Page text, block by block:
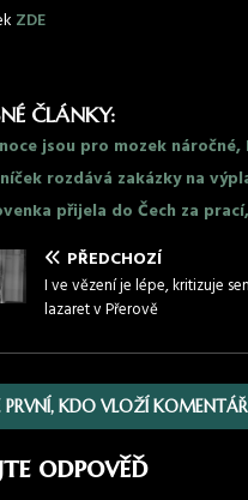
ZDE
ČLÁNKY:
jsou pro mozek
rozdává zakázky na
přijela do Čech za
PŘEDCHOZÍ
I ve vězení je lépe, kritizuje
lazaret v Přerově
PRVNÍ, KDO VLOŽÍ KOMENTÁŘ
odpověď